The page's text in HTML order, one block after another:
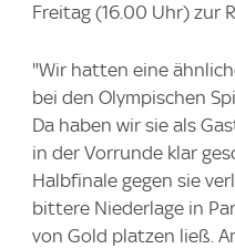
Freitag (16.00 Uhr) zur
"Wir hatten eine
bei den Olympischen
Da haben wir sie als
in der Vorrunde klar
Halbfinale gegen sie
bittere Niederlage in
von Gold platzen ließ.